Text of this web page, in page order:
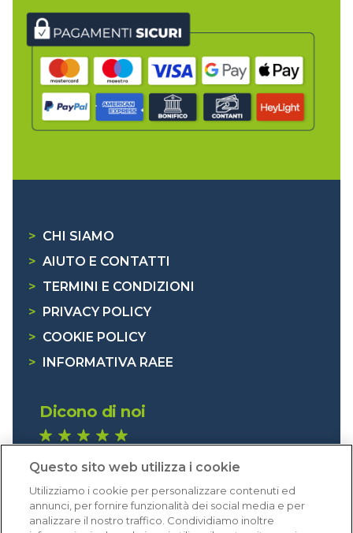
> CHI SIAMO
> AIUTO E CONTATTI
> TERMINI E CONDIZIONI
>
PRIVACY POLICY
> COOKIE POLICY
>
INFORMATIVA RAEE
Dicono di noi
Eccellente (4,8)
Acquisti verificati
Questo sito web utilizza i cookie
Utilizziamo i cookie per personalizzare contenuti ed
annunci, per fornire funzionalità dei social media e per
analizzare il nostro traffico. Condividiamo inoltre